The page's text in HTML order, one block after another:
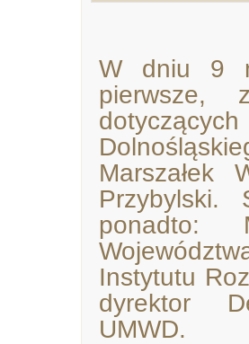
W dniu 9
pierwsze,
Marszałek
Przybylski.
ponadto:
Instytutu
dyrektor
UMWD.